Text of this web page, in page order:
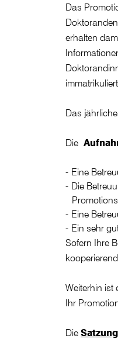
Das
erhalten
Das
Die
Eine
Die
Eine
Ein sehr
Sofern Ihre
Weiterhin ist
Ihr
Die Satzung